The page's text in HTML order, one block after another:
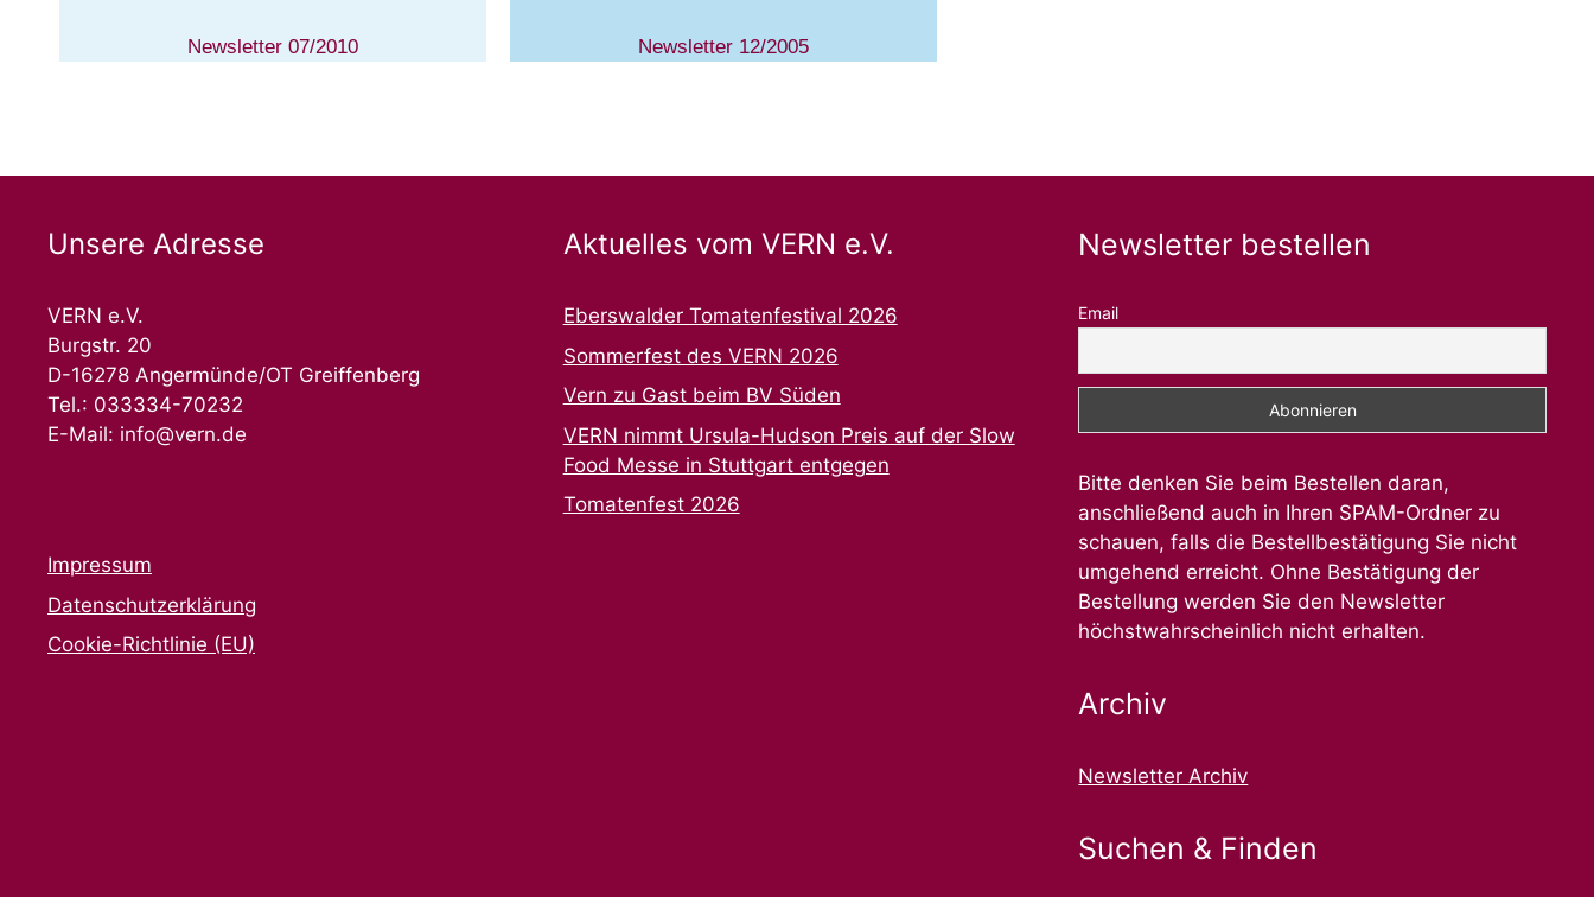
Newsletter 07/2010 Newsletter 12/2005
Unsere Adresse
VERN e.V.
Burgstr. 20
D-16278 Angermünde/OT Greiffenberg
Tel.: 033334-70232
E-Mail: info@vern.de
Impressum
Datenschutzerklärung
Cookie-Richtlinie (EU)
Aktuelles vom VERN e.V.
Eberswalder Tomatenfestival 2026
Sommerfest des VERN 2026
Vern zu Gast beim BV Süden
VERN nimmt Ursula-Hudson Preis auf der Slow
Food Messe in Stuttgart entgegen
Tomatenfest 2026
Newsletter bestellen
Email
Bitte denken Sie beim Bestellen daran,
anschließend auch in Ihren SPAM-Ordner zu
schauen, falls die Bestellbestätigung Sie nicht
umgehend erreicht. Ohne Bestätigung der
Bestellung werden Sie den Newsletter
höchstwahrscheinlich nicht erhalten.
Archiv
Newsletter Archiv
Suchen & Finden